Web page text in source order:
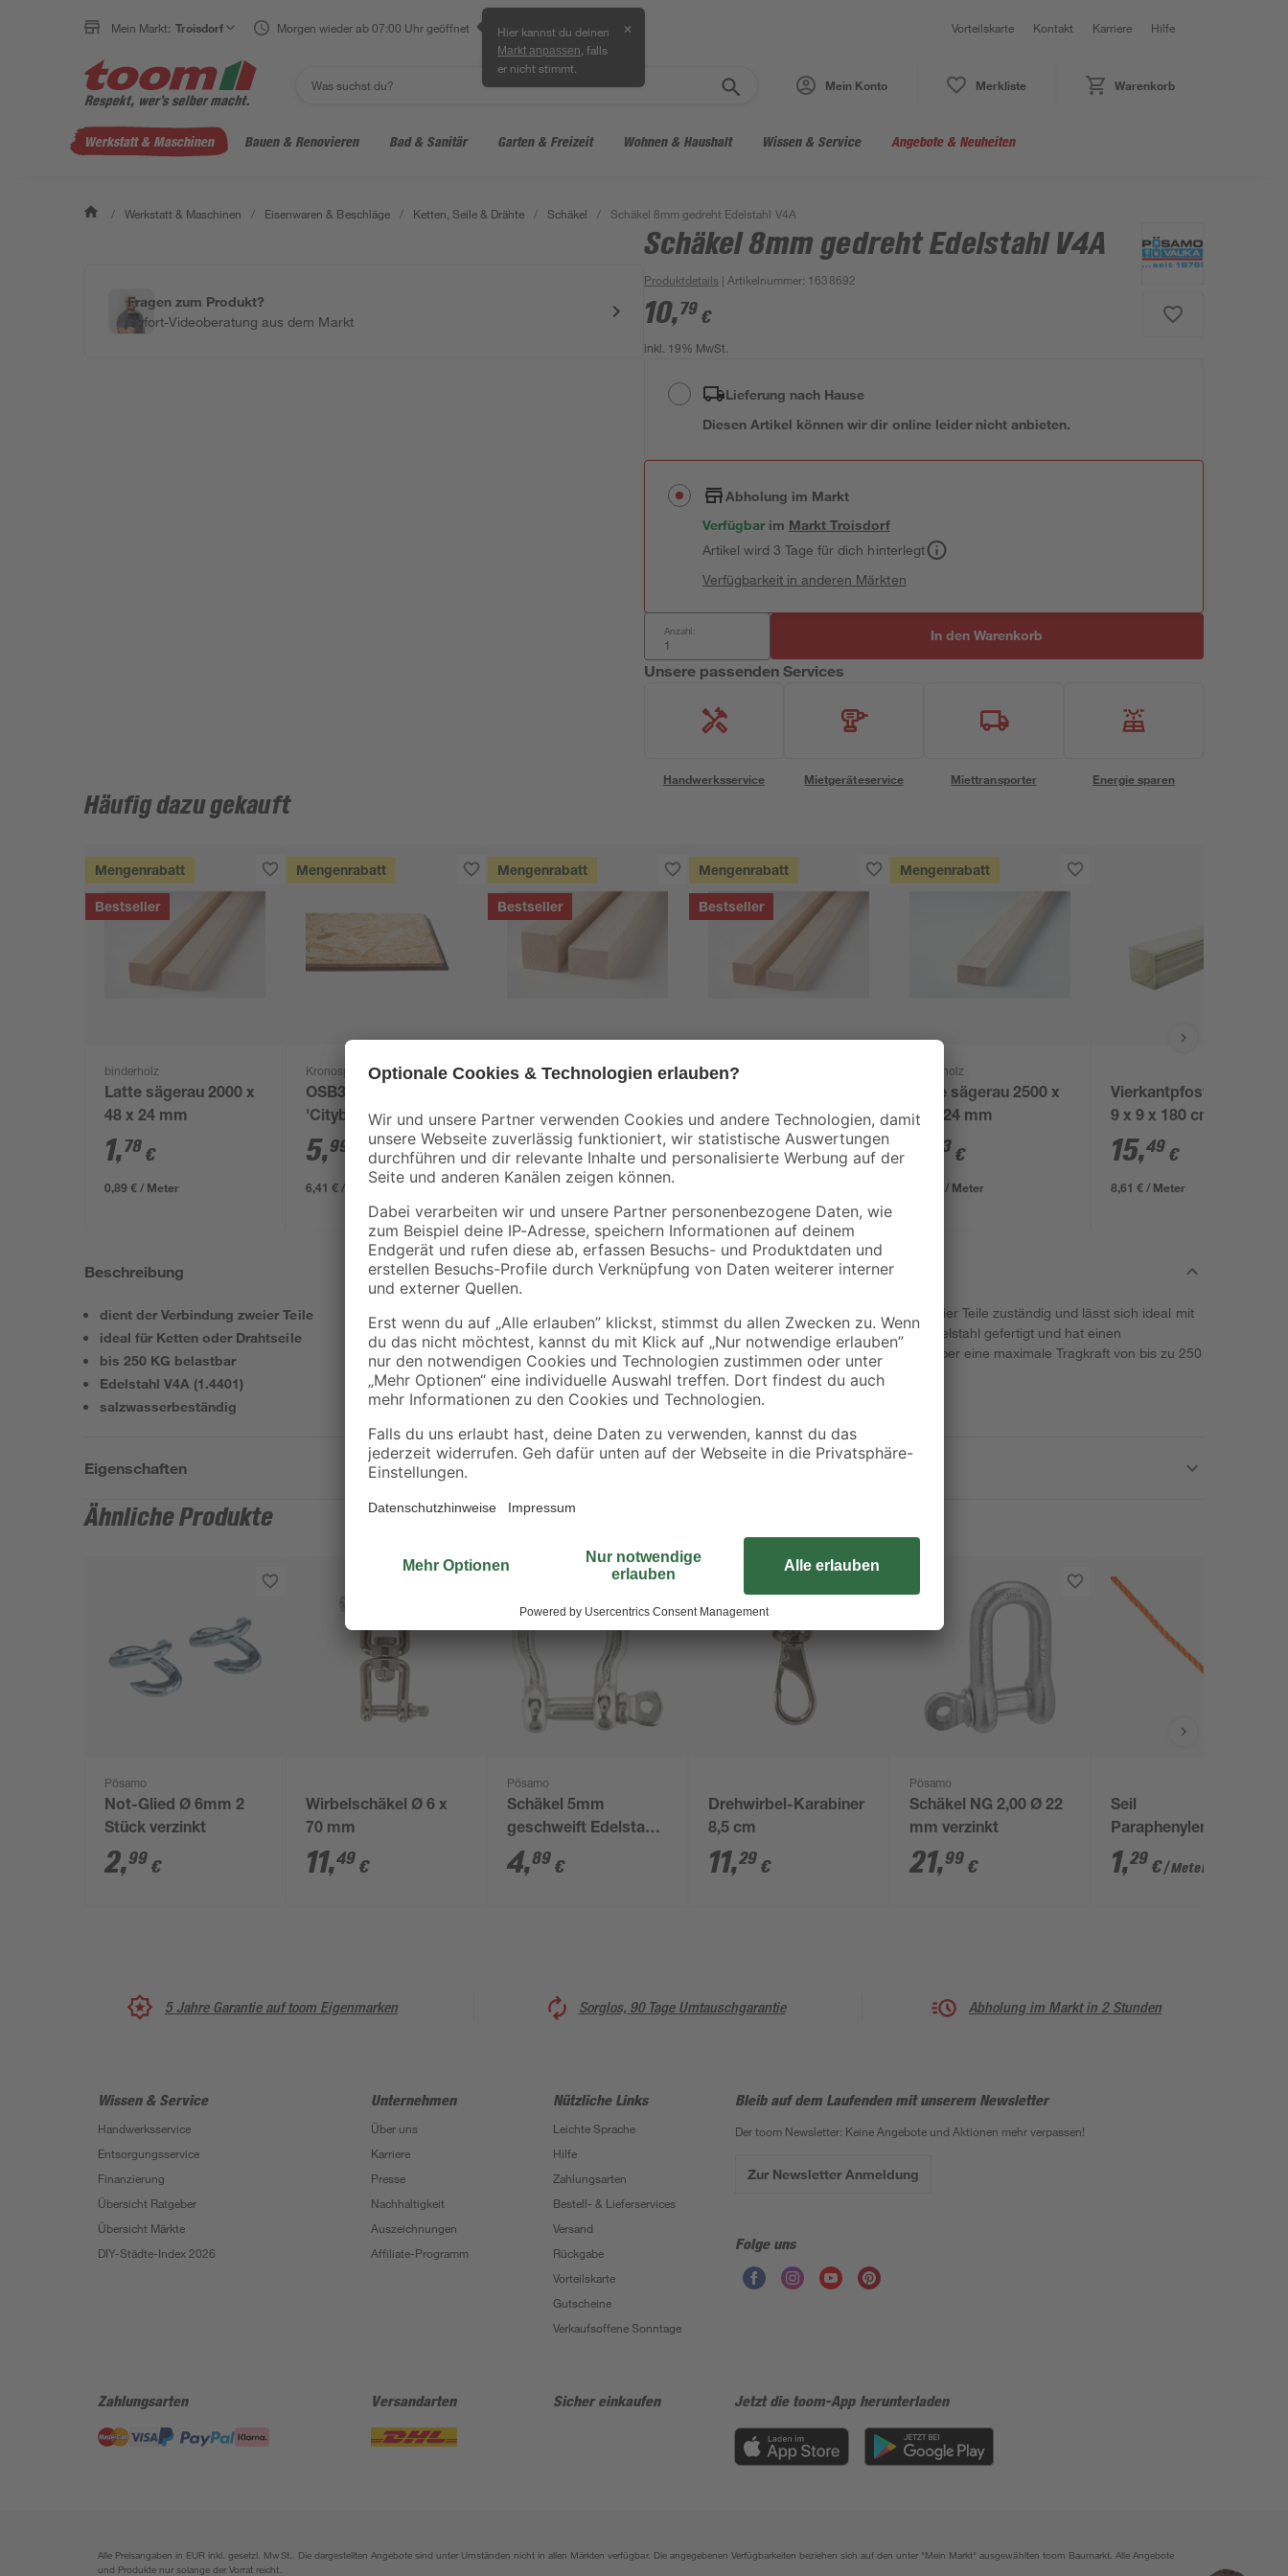
Mein Markt: Troisdorf Morgen wieder ab 07:00 Uhr geöffnet Hier kannst du deinen
Markt anpassen , falls
er nicht stimmt.
✕ Vorteilskarte Kontakt Karriere Hilfe
Mein Konto Merkliste Warenkorb
Werkstatt & Maschinen Bauen & Renovieren Bad & Sanitär Garten & Freizeit Wohnen & Haushalt Wissen & Service Angebote & Neuheiten
/ Werkstatt & Maschinen / Eisenwaren & Beschläge / Ketten, Seile & Drähte / Schäkel / Schäkel 8mm gedreht Edelstahl V4A
Fragen zum Produkt?
Sofort-Videoberatung aus dem Markt
Schäkel 8mm gedreht Edelstahl V4A
Produktdetails | Artikelnummer: 1638692
10,79 €
inkl. 19% MwSt.
Lieferung nach Hause
Diesen Artikel können wir dir online leider nicht anbieten.
Abholung im Markt
Verfügbar im MarktTroisdorf
Artikel wird 3 Tage für dich hinterlegt
Verfügbarkeit in anderen Märkten
Anzahl: In den Warenkorb
Unsere passenden Services
Handwerksservice Mietgeräteservice Miettransporter Energie sparen
Häufig dazu gekauft
Mengenrabatt
Bestseller
binderholz
Latte sägerau 2000 x
48 x 24 mm
1,78 €
0,89 € / Meter
Mengenrabatt
Kronospan
OSB3-Verlegeplatte
'Cityboard'
ungeschliffen 1690 x
634 x 12 mm
5,99
/ m²
6,41 € / Pack
Mengenrabatt
Bestseller
binderholz
2000 x 58 x 38 mm
3,98€
1,99 € / Meter
Mengenrabatt
Bestseller
binderholz
44 x 24 mm
3,98€
Mengenrabatt
binderholz
Latte sägerau 2500 x
48 x 24 mm
23 €
0,89 € / Meter
Vierkantpfosten grün
9 x 9 x 180 cm
15,49 €
8,61 € / Meter
Beschreibung
dient der Verbindung zweier Teile
ideal für Ketten oder Drahtseile
bis 250 KG belastbar
Edelstahl V4A (1.4401)
salzwasserbeständig
Der gedrehte Schäkel ist für die Verbindung zweier Teile zuständig und lässt sich ideal mit
Ketten oder Drahtseilen verbinden. Er ist aus Edelstahl gefertigt und hat einen
Durchmesser von 8 mm. Er verfügt außerdem über eine maximale Tragkraft von bis zu 250
kg.
Eigenschaften
Ähnliche Produkte
Pösamo
Not-Glied Ø 6mm 2
Stück verzinkt
2,99 €
Wirbelschäkel Ø 6 x
70 mm
11,49 €
Pösamo
Schäkel 5mm
geschweift Edelstahl
V4A
4,89 €
Drehwirbel-Karabiner
8,5 cm
11,29 €
Pösamo
Schäkel NG 2,00 Ø 22
mm verzinkt
21,99 €
Seil
Paraphenylendiamin
gedreht orange
Meterware 8 mm
1,29 €/ Meter
5 Jahre Garantie auf toom Eigenmarken Sorglos, 90 Tage Umtauschgarantie Abholung im Markt in 2 Stunden
Wissen & Service
Handwerksservice
Entsorgungsservice
Finanzierung
Übersicht Ratgeber
Übersicht Märkte
DIY-Städte-Index 2026
Unternehmen
Über uns
Karriere
Presse
Nachhaltigkeit
Auszeichnungen
Affiliate-Programm
Nützliche Links
Leichte Sprache
Hilfe
Zahlungsarten
Bestell- & Lieferservices
Versand
Rückgabe
Vorteilskarte
Gutscheine
Verkaufsoffene Sonntage
Bleib auf dem Laufenden mit unserem Newsletter
Der toom Newsletter: Keine Angebote und Aktionen mehr verpassen!
Zur Newsletter Anmeldung
Folge uns
Zahlungsarten Versandarten Sicher einkaufen Jetzt die toom-App herunterladen
Alle Preisangaben in EUR inkl. gesetzl. MwSt.. Die dargestellten Angebote sind unter Umständen nicht in allen Märkten verfügbar. Die angegebenen Verfügbarkeiten beziehen sich auf den unter "Mein Markt" ausgewählten toom Baumarkt. Alle Angebote
und Produkte nur solange der Vorrat reicht.